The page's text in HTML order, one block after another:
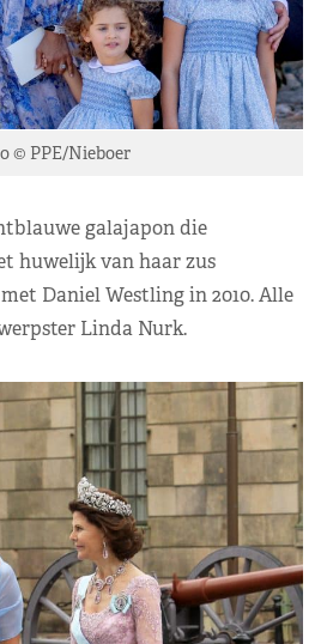
© PPE/Nieboer
galajapon die
huwelijk van haar zus
Daniel Westling in 2010. Alle
Linda Nurk.